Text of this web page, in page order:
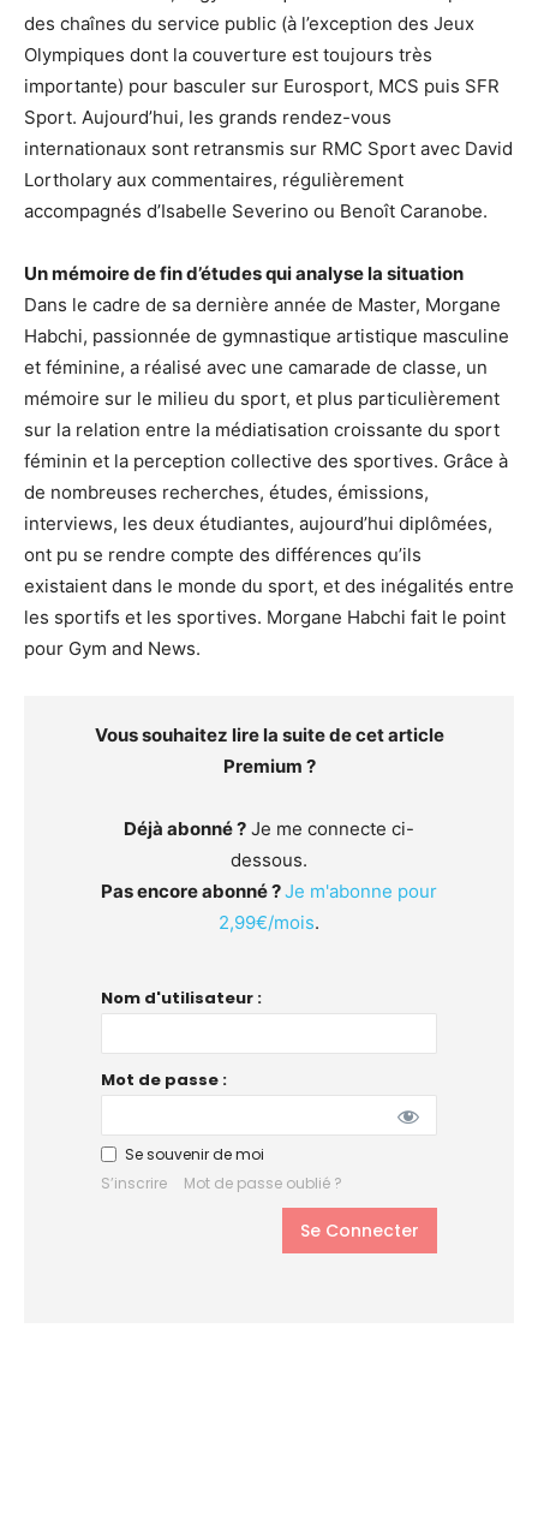
des chaînes du service public (à l’exception des Jeux
Olympiques dont la couverture est toujours très
importante) pour basculer sur Eurosport, MCS puis SFR
Sport. Aujourd’hui, les grands rendez-vous
internationaux sont retransmis sur RMC Sport avec David
Lortholary aux commentaires, régulièrement
accompagnés d’Isabelle Severino ou Benoît Caranobe.
Un mémoire de fin d’études qui analyse la situation
Dans le cadre de sa dernière année de Master, Morgane
Habchi, passionnée de gymnastique artistique masculine
et féminine, a réalisé avec une camarade de classe, un
mémoire sur le milieu du sport, et plus particulièrement
sur la relation entre la médiatisation croissante du sport
féminin et la perception collective des sportives. Grâce à
de nombreuses recherches, études, émissions,
interviews, les deux étudiantes, aujourd’hui diplômées,
ont pu se rendre compte des différences qu’ils
existaient dans le monde du sport, et des inégalités entre
les sportifs et les sportives. Morgane Habchi fait le point
pour Gym and News.
Vous souhaitez lire la suite de cet article
Premium ?
Déjà abonné ? Je me connecte ci-
dessous.
Pas encore abonné ?Je m'abonne pour
2,99€/mois.
Nom d'utilisateur :
Mot de passe :
Se souvenir de moi
S’inscrire
Mot de passe oublié ?